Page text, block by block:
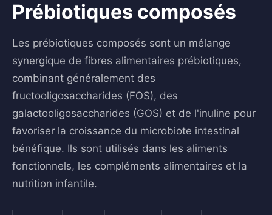
Prébiotiques composés
Les prébiotiques composés sont un mélange
synergique de fibres alimentaires prébiotiques,
combinant généralement des
fructooligosaccharides (FOS), des
galactooligosaccharides (GOS) et de l'inuline pour
favoriser la croissance du microbiote intestinal
bénéfique. Ils sont utilisés dans les aliments
fonctionnels, les compléments alimentaires et la
nutrition infantile.